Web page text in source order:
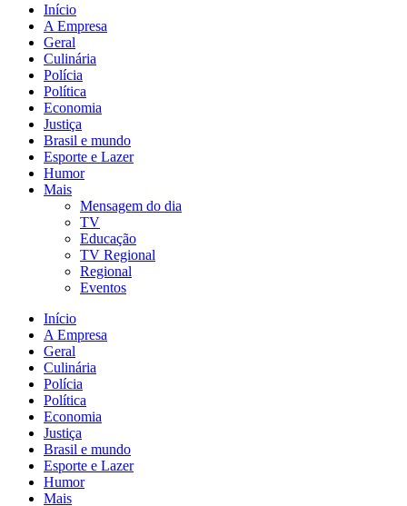
Início
A Empresa
Geral
Culinária
Polícia
Política
Economia
Justiça
Brasil e mundo
Esporte e Lazer
Humor
Mais
Mensagem do dia
TV
Educação
TV Regional
Regional
Eventos
Início
A Empresa
Geral
Culinária
Polícia
Política
Economia
Justiça
Brasil e mundo
Esporte e Lazer
Humor
Mais